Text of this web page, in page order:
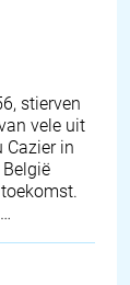
stierven
vele uit
Cazier in